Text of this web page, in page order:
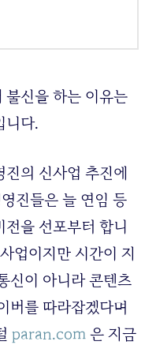
불신을 하는 이유는
니다.
의 신사업 추진에
진들은 늘 연임 등
을 선포부터 합니
업이지만 시간이 지
신이 아니라 콘텐츠
버를 따라잡겠다며
paran.com은 지금